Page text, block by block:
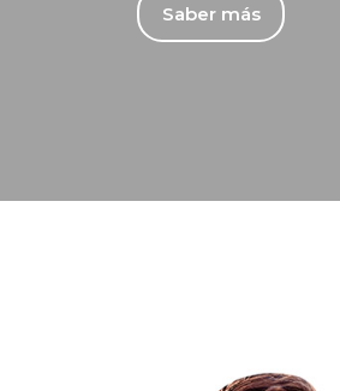
Saber más